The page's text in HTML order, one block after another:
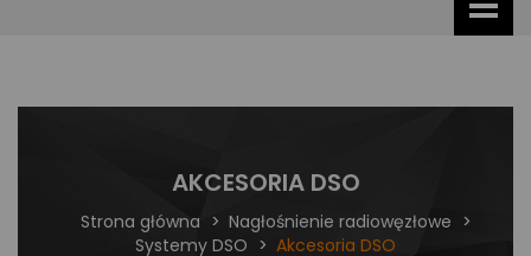
AKCESORIA DSO
Strona główna
Nagłośnienie radiowęzłowe
Systemy DSO
Akcesoria DSO